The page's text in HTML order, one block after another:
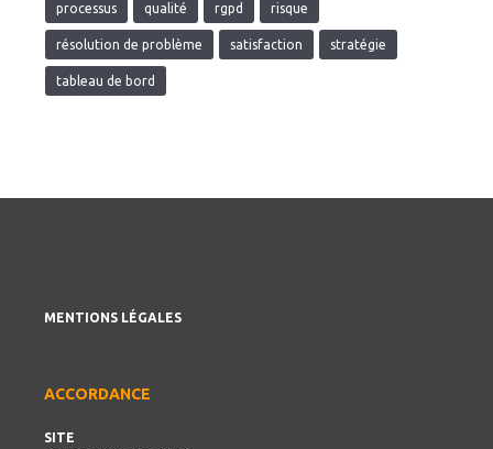
processus qualité rgpd risque
résolution de problème satisfaction stratégie
tableau de bord
MENTIONS LÉGALES
ACCORDANCE
SITE